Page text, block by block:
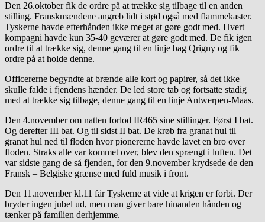
Den 26.oktober fik de ordre på at trække sig tilbage til en anden
stilling. Franskmændene angreb lidt i stød også med flammekaster.
Tyskerne havde efterhånden ikke meget at gøre godt med. Hvert
kompagni havde kun 35-40 geværer at gøre godt med. De fik igen
ordre til at trække sig, denne gang til en linje bag Qrigny og fik
ordre på at holde denne.
Officererne begyndte at brænde alle kort og papirer, så det ikke
skulle falde i fjendens hænder. De led store tab og fortsatte stadig
med at trække sig tilbage, denne gang til en linje Antwerpen-Maas.
Den 4.november om natten forlod IR465 sine stillinger. Først I bat.
Og derefter III bat. Og til sidst II bat. De krøb fra granat hul til
granat hul ned til floden hvor pionererne havde lavet en bro over
floden. Straks alle var kommet over, blev den sprængt i luften. Det
var sidste gang de så fjenden, for den 9.november krydsede de den
Fransk – Belgiske grænse med fuld musik i front.
Den 11.november kl.11 får Tyskerne at vide at krigen er forbi. Der
bryder ingen jubel ud, men man giver bare hinanden hånden og
tænker på familien derhjemme.